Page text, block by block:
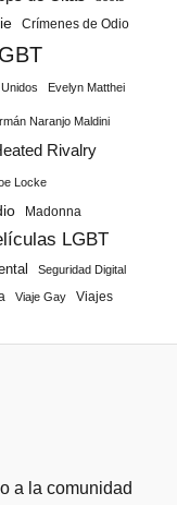
Crímenes de Odio
Evelyn Matthei
Naranjo Maldini
Rivalry
Locke
Madonna
LGBT
Seguridad Digital
Viaje Gay
Viajes
a la comunidad